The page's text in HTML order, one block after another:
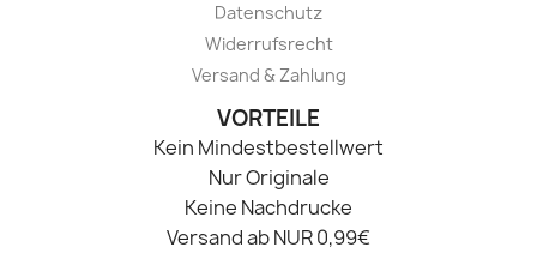
Datenschutz
Widerrufsrecht
Versand & Zahlung
VORTEILE
Kein Mindestbestellwert
Nur Originale
Keine Nachdrucke
Versand ab NUR 0,99€